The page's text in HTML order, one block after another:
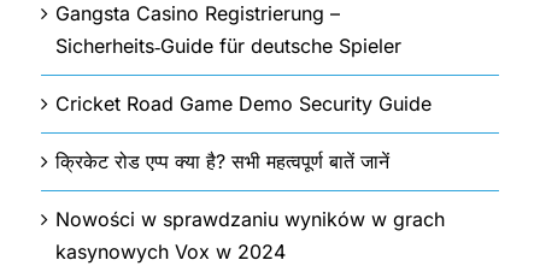
Gangsta Casino Registrierung –
Sicherheits‑Guide für deutsche Spieler
Cricket Road Game Demo Security Guide
क्रिकेट रोड एप्प क्या है? सभी महत्वपूर्ण बातें जानें
Nowości w sprawdzaniu wyników w grach
kasynowych Vox w 2024